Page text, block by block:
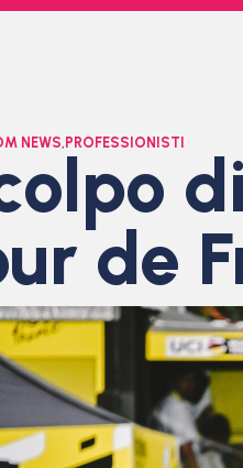
NEWS, PROFESSIONISTI
de